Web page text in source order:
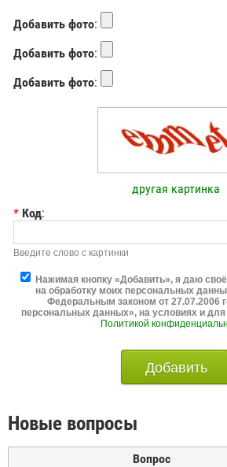
Добавить фото:
Добавить фото:
Добавить фото:
другая картинка
* Код:
Введите слово с картинки
Нажимая кнопку «Добавить», я даю
на обработку моих персональных
Федеральным законом от 27.07.2006
персональных данных», на условиях и
Политикой
Добавить
Новые вопросы
Вопрос